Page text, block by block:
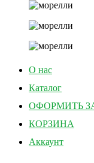
О нас
Каталог
ОФОРМИТЬ
КОРЗИНА
Аккаунт